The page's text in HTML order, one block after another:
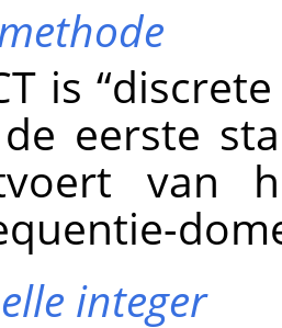
is“
eerste
van
integer